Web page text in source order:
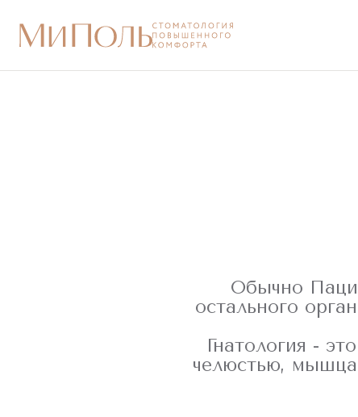
Обычно
остального
Гнатология -
челюстью,